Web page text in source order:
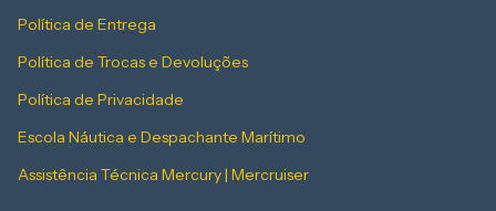
Política de Entrega
Política de Trocas e Devoluções
Política de Privacidade
Escola Náutica e Despachante Marítimo
Assistência Técnica Mercury | Mercruiser